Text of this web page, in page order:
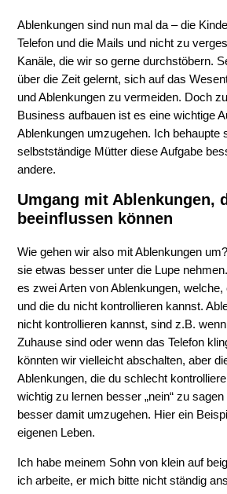
Ablenkungen sind nun mal da – die
Telefon und die Mails und nicht zu
Kanäle, die wir so gerne durchstöbern.
über die Zeit gelernt, sich auf das
und Ablenkungen zu vermeiden. Doch
Business aufbauen ist es eine wichtige
Ablenkungen umzugehen. Ich behaupte
selbstständige Mütter diese Aufgabe
andere.
Umgang mit Ablenkungen,
beeinflussen können
Wie gehen wir also mit Ablenkungen
sie etwas besser unter die Lupe
es zwei Arten von Ablenkungen, welche,
und die du nicht kontrollieren kannst.
nicht kontrollieren kannst, sind z.B.
Zuhause sind oder wenn das Telefon
könnten wir vielleicht abschalten, aber
Ablenkungen, die du schlecht
wichtig zu lernen besser „nein“ zu
besser damit umzugehen. Hier ein
eigenen Leben.
Ich habe meinem Sohn von klein auf
ich arbeite, er mich bitte nicht ständig